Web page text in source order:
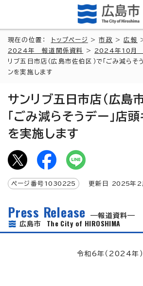
現在の位置： トップページ >市政 >広報
2024年 報道関係資料
> 2024年10月
リブ五日市店（広島市佐伯区）で「ごみ減らそ
ンを実施します
サンリブ五日市店（広島
「ごみ減らそうデー」店
を実施します
ページ番号 1030225 更新日 2025年2
Press Release
報道資料
広島市 The City of HIROSHIMA
令和6年（2024年